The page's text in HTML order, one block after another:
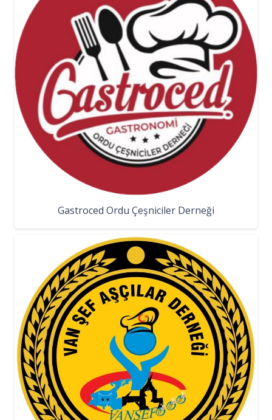
Gastroced Ordu Çeşniciler Derneği